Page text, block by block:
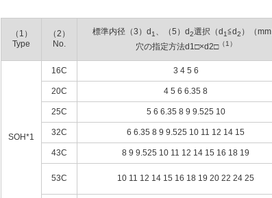
（1）
Type
（2）
No.
標準内径（3）d1、（5）d2選択（d1≦d2 ）（mm
穴の指定方法d1□×d2□（1）
SOH*1
16C 3 4 5 6
20C
4 5 6 6.35 8
25C 5 6 6.35 8 9 9.525 10
32C 6 6.35 8 9 9.525 10 11 12 14 15
43C 8 9 9.525 10 11 12 14 15 16 18 19
53C 10 11 12 14 15 16 18 19 20 22 24 25